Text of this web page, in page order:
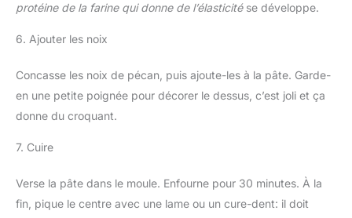
protéine de la farine qui donne de l’élasticitése développe.
6. Ajouter les noix
Concasse les noix de pécan, puis ajoute-les à la pâte. Garde-
en une petite poignée pour décorer le dessus, c’est joli et ça
donne du croquant.
7. Cuire
Verse la pâte dans le moule. Enfourne pour 30 minutes. À la
fin, pique le centre avec une lame ou un cure-dent: il doit